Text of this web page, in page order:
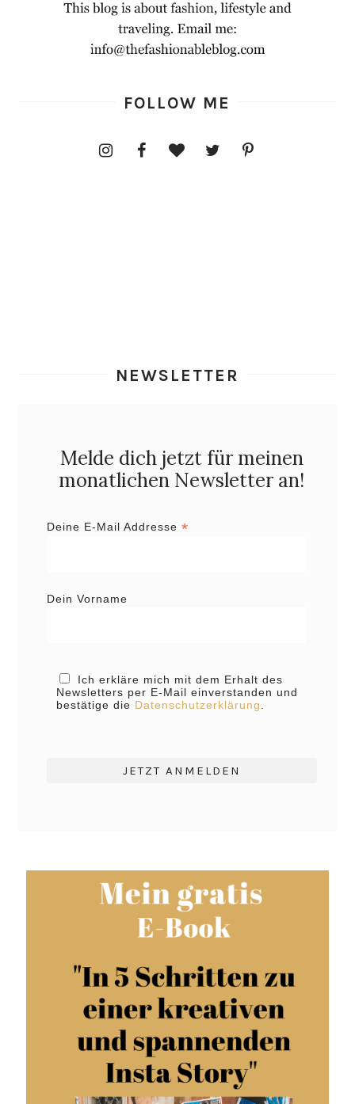
FOLLOW ME
NEWSLETTER
Melde dich jetzt für meinen
monatlichen Newsletter an!
Deine E-Mail Addresse *
Dein Vorname
Ich erkläre mich mit dem Erhalt des
Newsletters per E-Mail einverstanden und
bestätige die Datenschutzerklärung